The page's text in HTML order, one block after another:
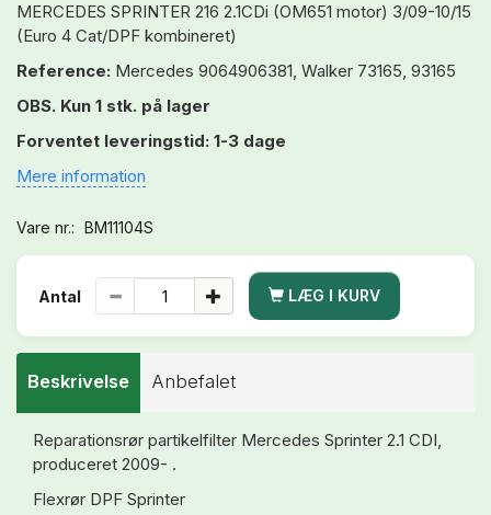
MERCEDES SPRINTER 216 2.1CDi (OM651 motor) 3/09-10/15
(Euro 4 Cat/DPF kombineret)
Reference: Mercedes 9064906381, Walker 73165, 93165
OBS. Kun 1 stk. på lager
Forventet leveringstid: 1-3 dage
Mere information
Vare nr.: BM11104S
Antal LÆG I KURV
Beskrivelse Anbefalet
Reparationsrør partikelfilter Mercedes Sprinter 2.1 CDI,
produceret 2009- .
Flexrør DPF Sprinter